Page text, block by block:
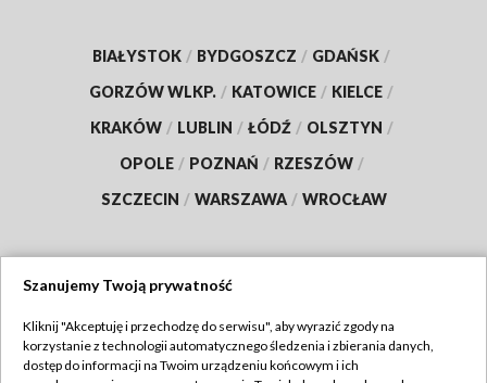
BIAŁYSTOK / BYDGOSZCZ / GDAŃSK /
GORZÓW WLKP. / KATOWICE / KIELCE /
KRAKÓW / LUBLIN / ŁÓDŹ / OLSZTYN /
OPOLE / POZNAŃ / RZESZÓW /
SZCZECIN / WARSZAWA / WROCŁAW
TVP
Szanujemy Twoją prywatność
Kliknij "Akceptuję i przechodzę do serwisu", aby wyrazić zgody na
korzystanie z technologii automatycznego śledzenia i zbierania danych,
dostęp do informacji na Twoim urządzeniu końcowym i ich